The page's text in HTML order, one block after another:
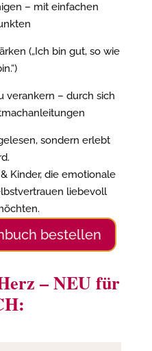
– mit einfachen
(„Ich bin gut, so wie
verankern – durch sich
sondern erlebt
Kinder, die emotionale
liebevoll
bestellen
– NEU für